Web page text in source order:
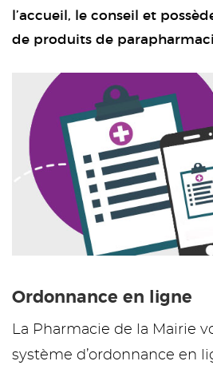
l’accueil, le conseil et
de produits de
Ordonnance en ligne
La Pharmacie de la Mairie
système d’ordonnance en